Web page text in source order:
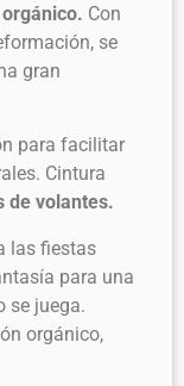
Con
se
gran
para facilitar
Cintura
de volantes.
las fiestas
para una
se juega.
orgánico,